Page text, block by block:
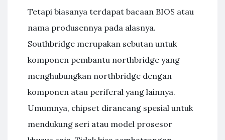
Tetapi biasanya terdapat bacaan BIOS atau
nama produsennya pada alasnya.
Southbridge merupakan sebutan untuk
komponen pembantu northbridge yang
menghubungkan northbridge dengan
komponen atau periferal yang lainnya.
Umumnya, chipset dirancang spesial untuk
mendukung seri atau model prosesor